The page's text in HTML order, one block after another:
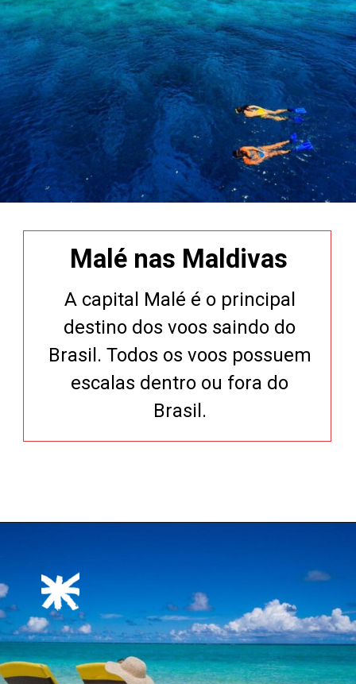
A capital Malé é o principal
destino dos voos saindo do
Brasil. Todos os voos possuem
escalas dentro ou fora do
Brasil.
Malé nas Maldivas